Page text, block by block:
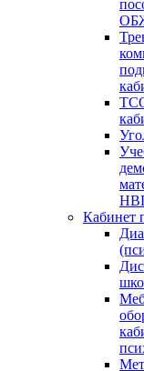
Кабинет